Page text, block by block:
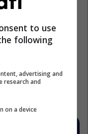
to use
following
advertising and
research and
on a device